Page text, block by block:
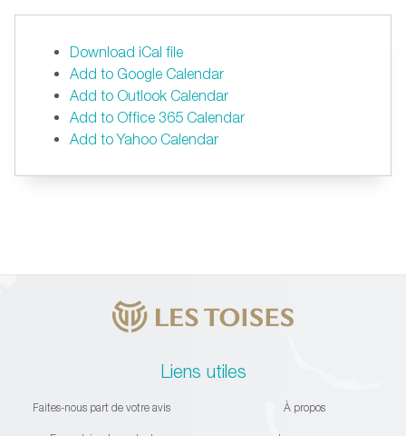
Download iCal file
Add to Google Calendar
Add to Outlook Calendar
Add to Office 365 Calendar
Add to Yahoo Calendar
Liens utiles
Faites-nous part de votre avis À propos